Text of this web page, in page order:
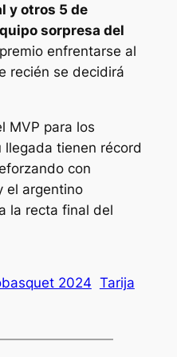
y otros 5 de
sorpresa del
enfrentarse al
recién se decidirá
MVP para los
tienen récord
con
el argentino
la recta final del
2024 Tarija